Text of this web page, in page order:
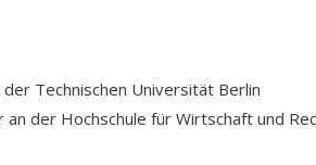
Technischen Universität Berlin
der Hochschule für Wirtschaft und